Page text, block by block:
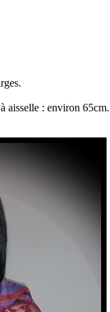
aisselle : environ 65cm.